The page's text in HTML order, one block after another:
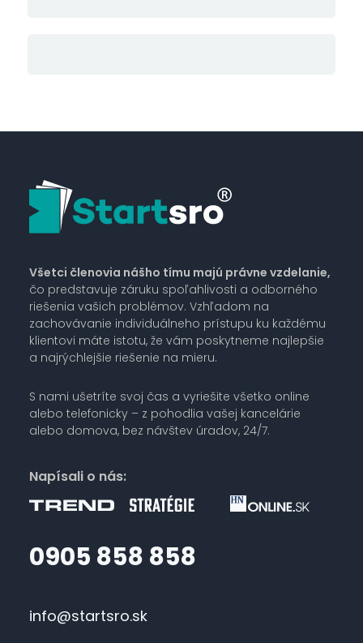
Všetci členovia nášho tímu majú právne vzdelanie,
čo predstavuje záruku spoľahlivosti a odborného
riešenia vašich problémov. Vzhľadom na
zachovávanie individuálneho prístupu ku každému
klientovi máte istotu, že vám poskytneme najlepšie
a najrýchlejšie riešenie na mieru.
S nami ušetríte svoj čas a vyriešite všetko online
alebo telefonicky – z pohodlia vašej kancelárie
alebo domova, bez návštev úradov, 24/7.
Napísali o nás:
0905 858 858
info@startsro.sk